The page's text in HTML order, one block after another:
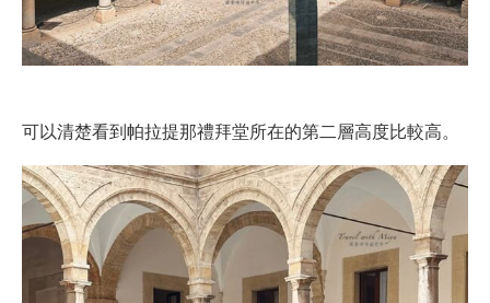
可以清楚看到帕拉提那禮拜堂所在的第二層高度比較高。